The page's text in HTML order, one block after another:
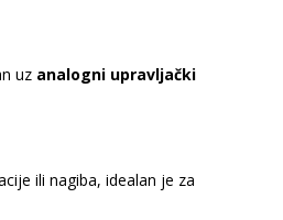
uz analogni upravljački
ili nagiba, idealan je za